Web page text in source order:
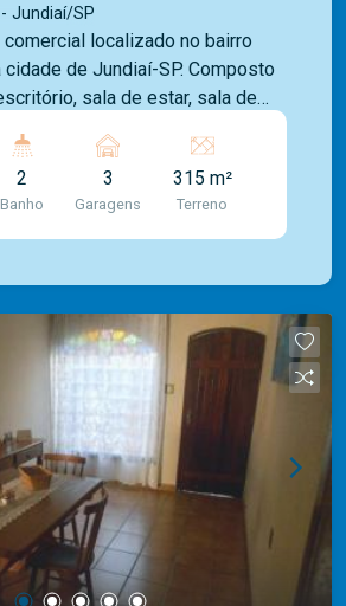
Jundiaí/SP
comercial localizado no bairro
cidade de Jundiaí-SP. Composto
sala de estar, sala de
banheiros sociais, área de
nos fundos (40m²) e 3 vagas de
2 cobertas.
2
Banho
3
Garagens
315 m²
Terreno